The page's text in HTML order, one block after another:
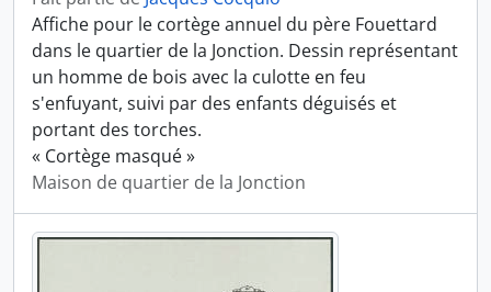
Affiche pour le cortège annuel du père Fouettard
dans le quartier de la Jonction. Dessin représentant
un homme de bois avec la culotte en feu
s'enfuyant, suivi par des enfants déguisés et
portant des torches.
« Cortège masqué »
Maison de quartier de la Jonction